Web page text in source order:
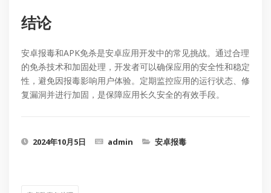
结论
安卓报毒和APK免杀是安卓应用开发中的常见挑战。通过合理
的免杀技术和加固处理，开发者可以确保应用的安全性和稳定
性，避免因报毒影响用户体验。定期监控应用的运行状态、修
复漏洞并进行加固，是保障应用长久安全的有效手段。
2024年10月5日 admin 安卓报毒